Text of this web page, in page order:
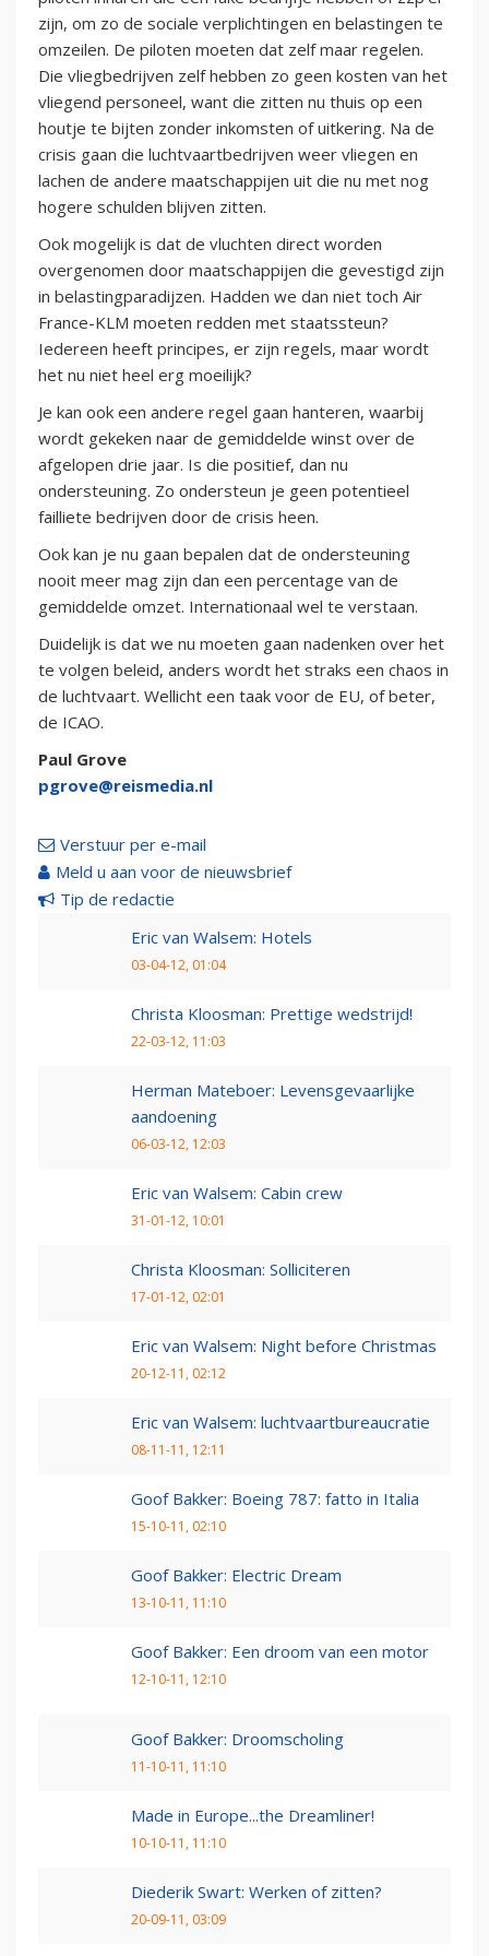
zijn, om zo de sociale verplichtingen en belastingen te
omzeilen. De piloten moeten dat zelf maar regelen.
Die vliegbedrijven zelf hebben zo geen kosten van het
vliegend personeel, want die zitten nu thuis op een
houtje te bijten zonder inkomsten of uitkering. Na de
crisis gaan die luchtvaartbedrijven weer vliegen en
lachen de andere maatschappijen uit die nu met nog
hogere schulden blijven zitten.
Ook mogelijk is dat de vluchten direct worden
overgenomen door maatschappijen die gevestigd zijn
in belastingparadijzen. Hadden we dan niet toch Air
France-KLM moeten redden met staatssteun?
Iedereen heeft principes, er zijn regels, maar wordt
het nu niet heel erg moeilijk?
Je kan ook een andere regel gaan hanteren, waarbij
wordt gekeken naar de gemiddelde winst over de
afgelopen drie jaar. Is die positief, dan nu
ondersteuning. Zo ondersteun je geen potentieel
failliete bedrijven door de crisis heen.
Ook kan je nu gaan bepalen dat de ondersteuning
nooit meer mag zijn dan een percentage van de
gemiddelde omzet. Internationaal wel te verstaan.
Duidelijk is dat we nu moeten gaan nadenken over het
te volgen beleid, anders wordt het straks een chaos in
de luchtvaart. Wellicht een taak voor de EU, of beter,
de ICAO.
Paul Grove
pgrove@reismedia.nl
Verstuur per e-mail
Meld u aan voor de nieuwsbrief
Tip de redactie
Eric van Walsem: Hotels
03-04-12, 01:04
Christa Kloosman: Prettige wedstrijd!
22-03-12, 11:03
Herman Mateboer: Levensgevaarlijke
aandoening
06-03-12, 12:03
Eric van Walsem: Cabin crew
31-01-12, 10:01
Christa Kloosman: Solliciteren
17-01-12, 02:01
Eric van Walsem: Night before Christmas
20-12-11, 02:12
Eric van Walsem: luchtvaartbureaucratie
08-11-11, 12:11
Goof Bakker: Boeing 787: fatto in Italia
15-10-11, 02:10
Goof Bakker: Electric Dream
13-10-11, 11:10
Goof Bakker: Een droom van een motor
12-10-11, 12:10
Goof Bakker: Droomscholing
11-10-11, 11:10
Made in Europe...the Dreamliner!
10-10-11, 11:10
Diederik Swart: Werken of zitten?
20-09-11, 03:09